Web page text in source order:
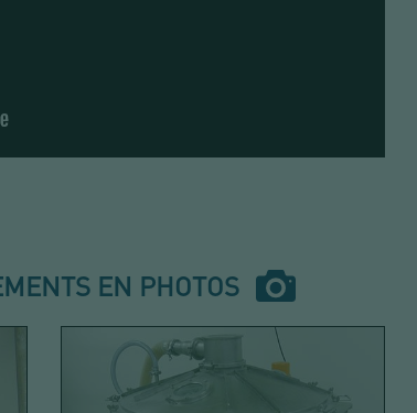
EN PHOTOS